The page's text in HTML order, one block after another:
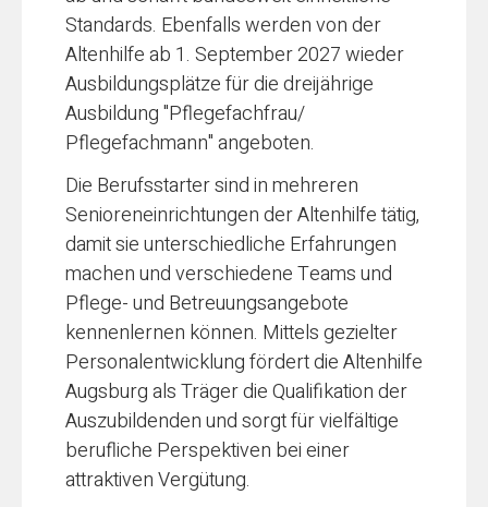
Standards. Ebenfalls werden von der
Altenhilfe ab 1. September 2027 wieder
Ausbildungsplätze für die dreijährige
Ausbildung "Pflegefachfrau/
Pflegefachmann" angeboten.
Die Berufsstarter sind in mehreren
Senioreneinrichtungen der Altenhilfe tätig,
damit sie unterschiedliche Erfahrungen
machen und verschiedene Teams und
Pflege- und Betreuungsangebote
kennenlernen können. Mittels gezielter
Personalentwicklung fördert die Altenhilfe
Augsburg als Träger die Qualifikation der
Auszubildenden und sorgt für vielfältige
berufliche Perspektiven bei einer
attraktiven Vergütung.